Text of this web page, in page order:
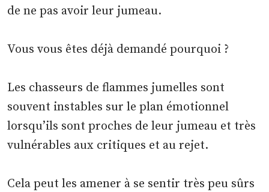
de ne pas avoir leur jumeau.
Vous vous êtes déjà demandé pourquoi ?
Les chasseurs de flammes jumelles sont
souvent instables sur le plan émotionnel
lorsqu’ils sont proches de leur jumeau et très
vulnérables aux critiques et au rejet.
Cela peut les amener à se sentir très peu sûrs